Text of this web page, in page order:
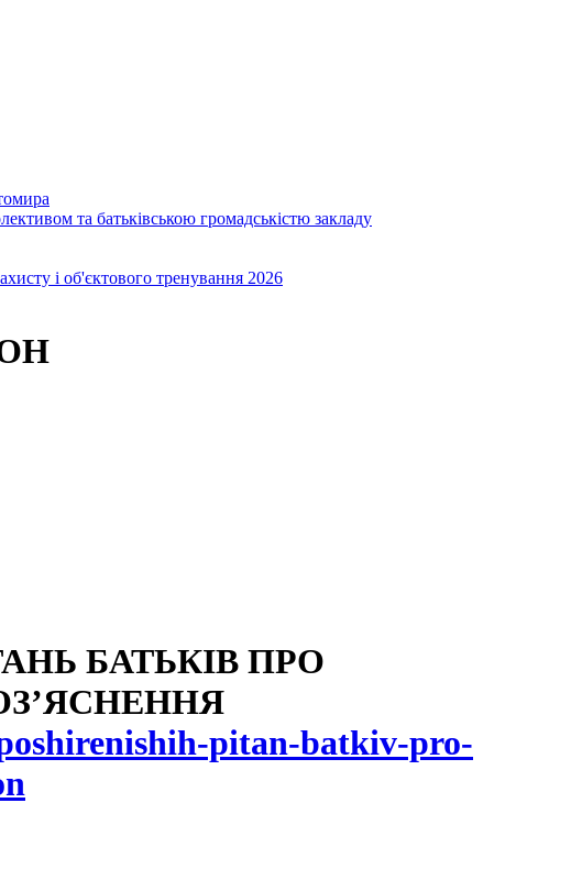
та батьківською громадськістю закладу
і об'єктового тренування 2026
БАТЬКІВ ПРО
pitan-batkiv-pro-